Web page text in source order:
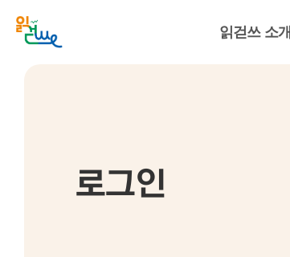
읽걷쓰 소개
로그인